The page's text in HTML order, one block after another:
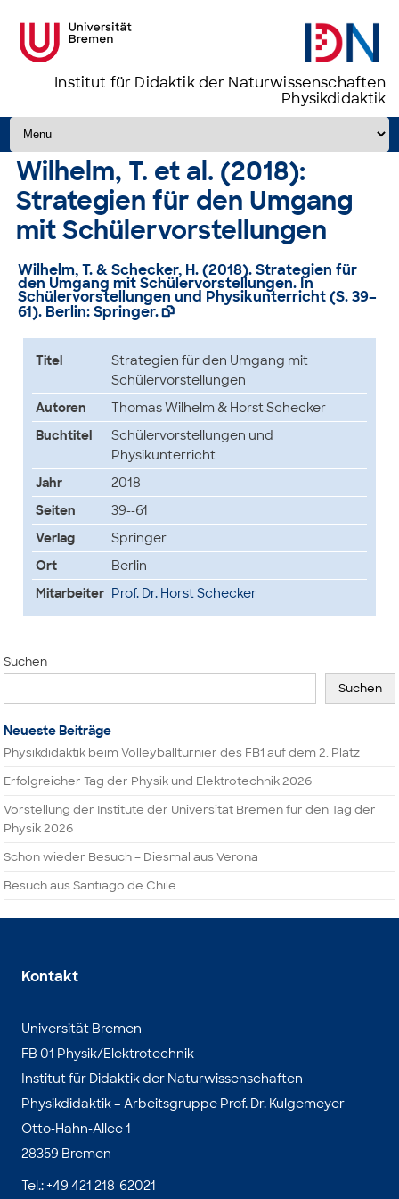
Institut für Didaktik der Naturwissenschaften
Physikdidaktik
Zum Inhalt springen
Wilhelm, T. et al. (2018):
Strategien für den Umgang
mit Schülervorstellungen
Wilhelm, T. & Schecker, H. (2018). Strategien für
den Umgang mit Schülervorstellungen. In
Schülervorstellungen und Physikunterricht (S. 39–
61). Berlin: Springer. 
Titel
Strategien für den Umgang mit
Schülervorstellungen
Autoren
Thomas Wilhelm & Horst Schecker
Buchtitel
Schülervorstellungen und
Physikunterricht
Jahr
2018
Seiten
39--61
Verlag
Springer
Ort
Berlin
Mitarbeiter Prof. Dr. Horst Schecker
Suchen
Suchen
Neueste Beiträge
Physikdidaktik beim Volleyballturnier des FB1 auf dem 2. Platz
Erfolgreicher Tag der Physik und Elektrotechnik 2026
Vorstellung der Institute der Universität Bremen für den Tag der
Physik 2026
Schon wieder Besuch – Diesmal aus Verona
Besuch aus Santiago de Chile
Kontakt
Universität Bremen
FB 01 Physik/Elektrotechnik
Institut für Didaktik der Naturwissenschaften
Physikdidaktik – Arbeitsgruppe Prof. Dr. Kulgemeyer
Otto-Hahn-Allee 1
28359 Bremen
Tel.: +49 421 218-62021